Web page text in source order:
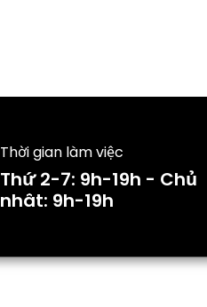
Thời gian làm việc
Thứ 2-7: 9h-19h - Chủ
nhât: 9h-19h